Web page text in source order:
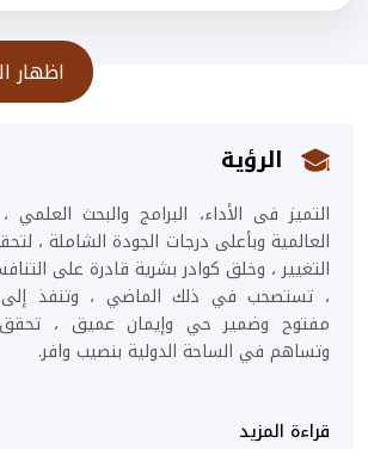
اظهار
الرؤية
التميز فى الأداء، البرامج والبحث
العالمية وبأعلى درجات الجودة الشاملة ،
التغيير ، وخلق كوادر بشرية قادرة على
، تستصحب في ذلك الماضي ، وتنفذ
مفتوح وضمير حي وإيمان عميق ، تحقق
وتساهم في الساحة الدولية بنصيب وافر.
قراءة المزيد